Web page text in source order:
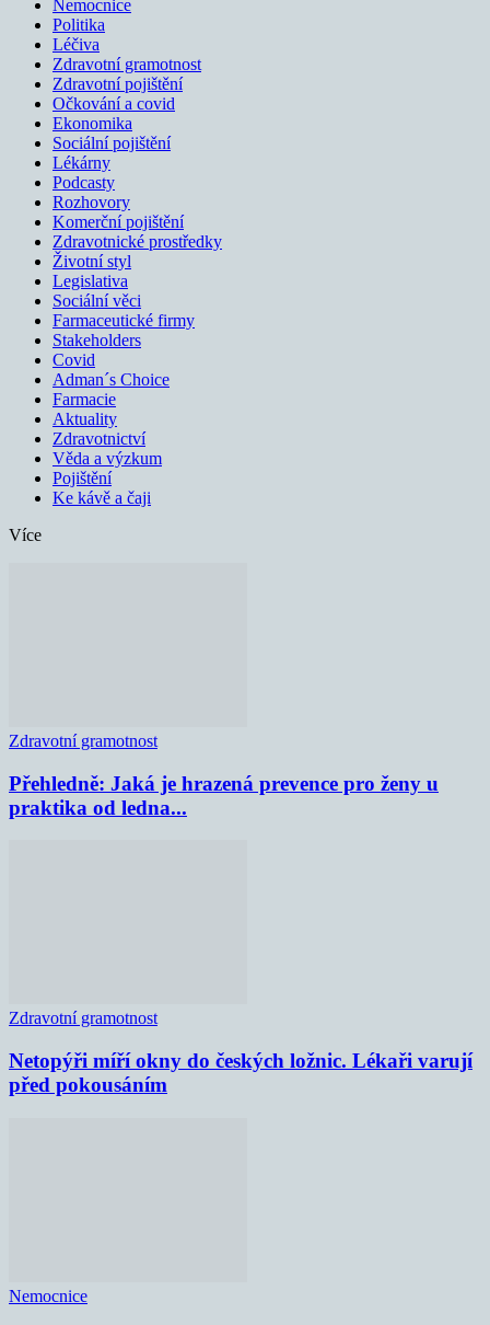
Nemocnice
Politika
Léčiva
Zdravotní gramotnost
Zdravotní pojištění
Očkování a covid
Ekonomika
Sociální pojištění
Lékárny
Podcasty
Rozhovory
Komerční pojištění
Zdravotnické prostředky
Životní styl
Legislativa
Sociální věci
Farmaceutické firmy
Stakeholders
Covid
Adman´s Choice
Farmacie
Aktuality
Zdravotnictví
Věda a výzkum
Pojištění
Ke kávě a čaji
Více
Zdravotní gramotnost
Přehledně: Jaká je hrazená prevence pro ženy u
praktika od ledna...
Zdravotní gramotnost
Netopýři míří okny do českých ložnic. Lékaři varují
před pokousáním
Nemocnice